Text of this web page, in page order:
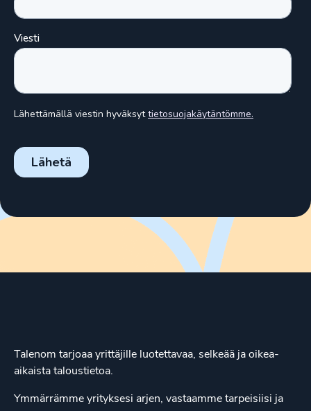
Talenom tarjoaa yrittäjille luotettavaa, selkeää ja oikea-
aikaista taloustietoa.
Ymmärrämme yrityksesi arjen, vastaamme tarpeisiisi ja